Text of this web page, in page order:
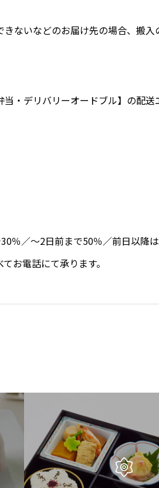
ないなどのお届け先の場合、搬入
・デリバリーオードブル】 の配送
％／～2日前まで50％／前日以降
お電話にて承ります。